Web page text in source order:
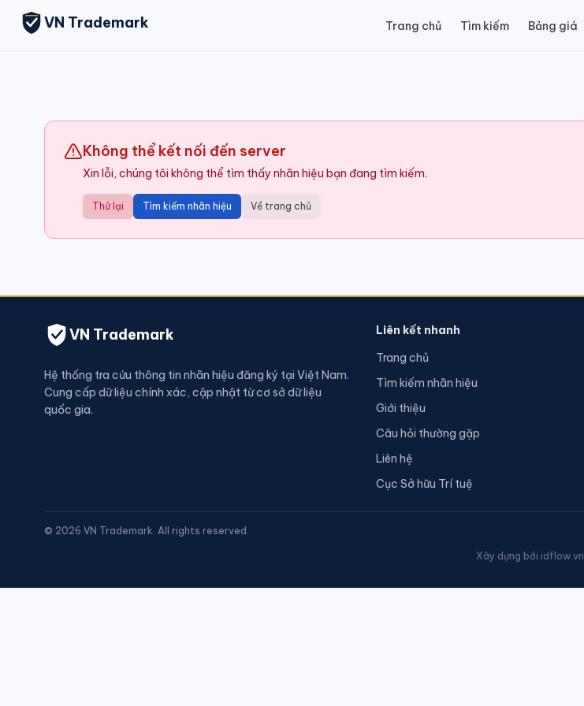
VN Trademark Trang chủ Tìm kiếm Bảng giá
Không thể kết nối đến server
Xin lỗi, chúng tôi không thể tìm thấy nhãn hiệu bạn đang tìm kiếm.
Thử lại Tìm kiếm nhãn hiệu Về trang chủ
VN Trademark
Hệ thống tra cứu thông tin nhãn hiệu đăng ký tại Việt Nam.
Cung cấp dữ liệu chính xác, cập nhật từ cơ sở dữ liệu
quốc gia.
Liên kết nhanh
Trang chủ
Tìm kiếm nhãn hiệu
Giới thiệu
Câu hỏi thường gặp
Liên hệ
Cục Sở hữu Trí tuệ
© 2026 VN Trademark. All rights reserved.
Xây dựng bởi idflow.vn